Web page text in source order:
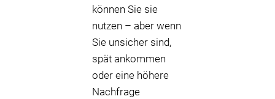
können Sie sie
nutzen – aber wenn
Sie unsicher sind,
spät ankommen
oder eine höhere
Nachfrage